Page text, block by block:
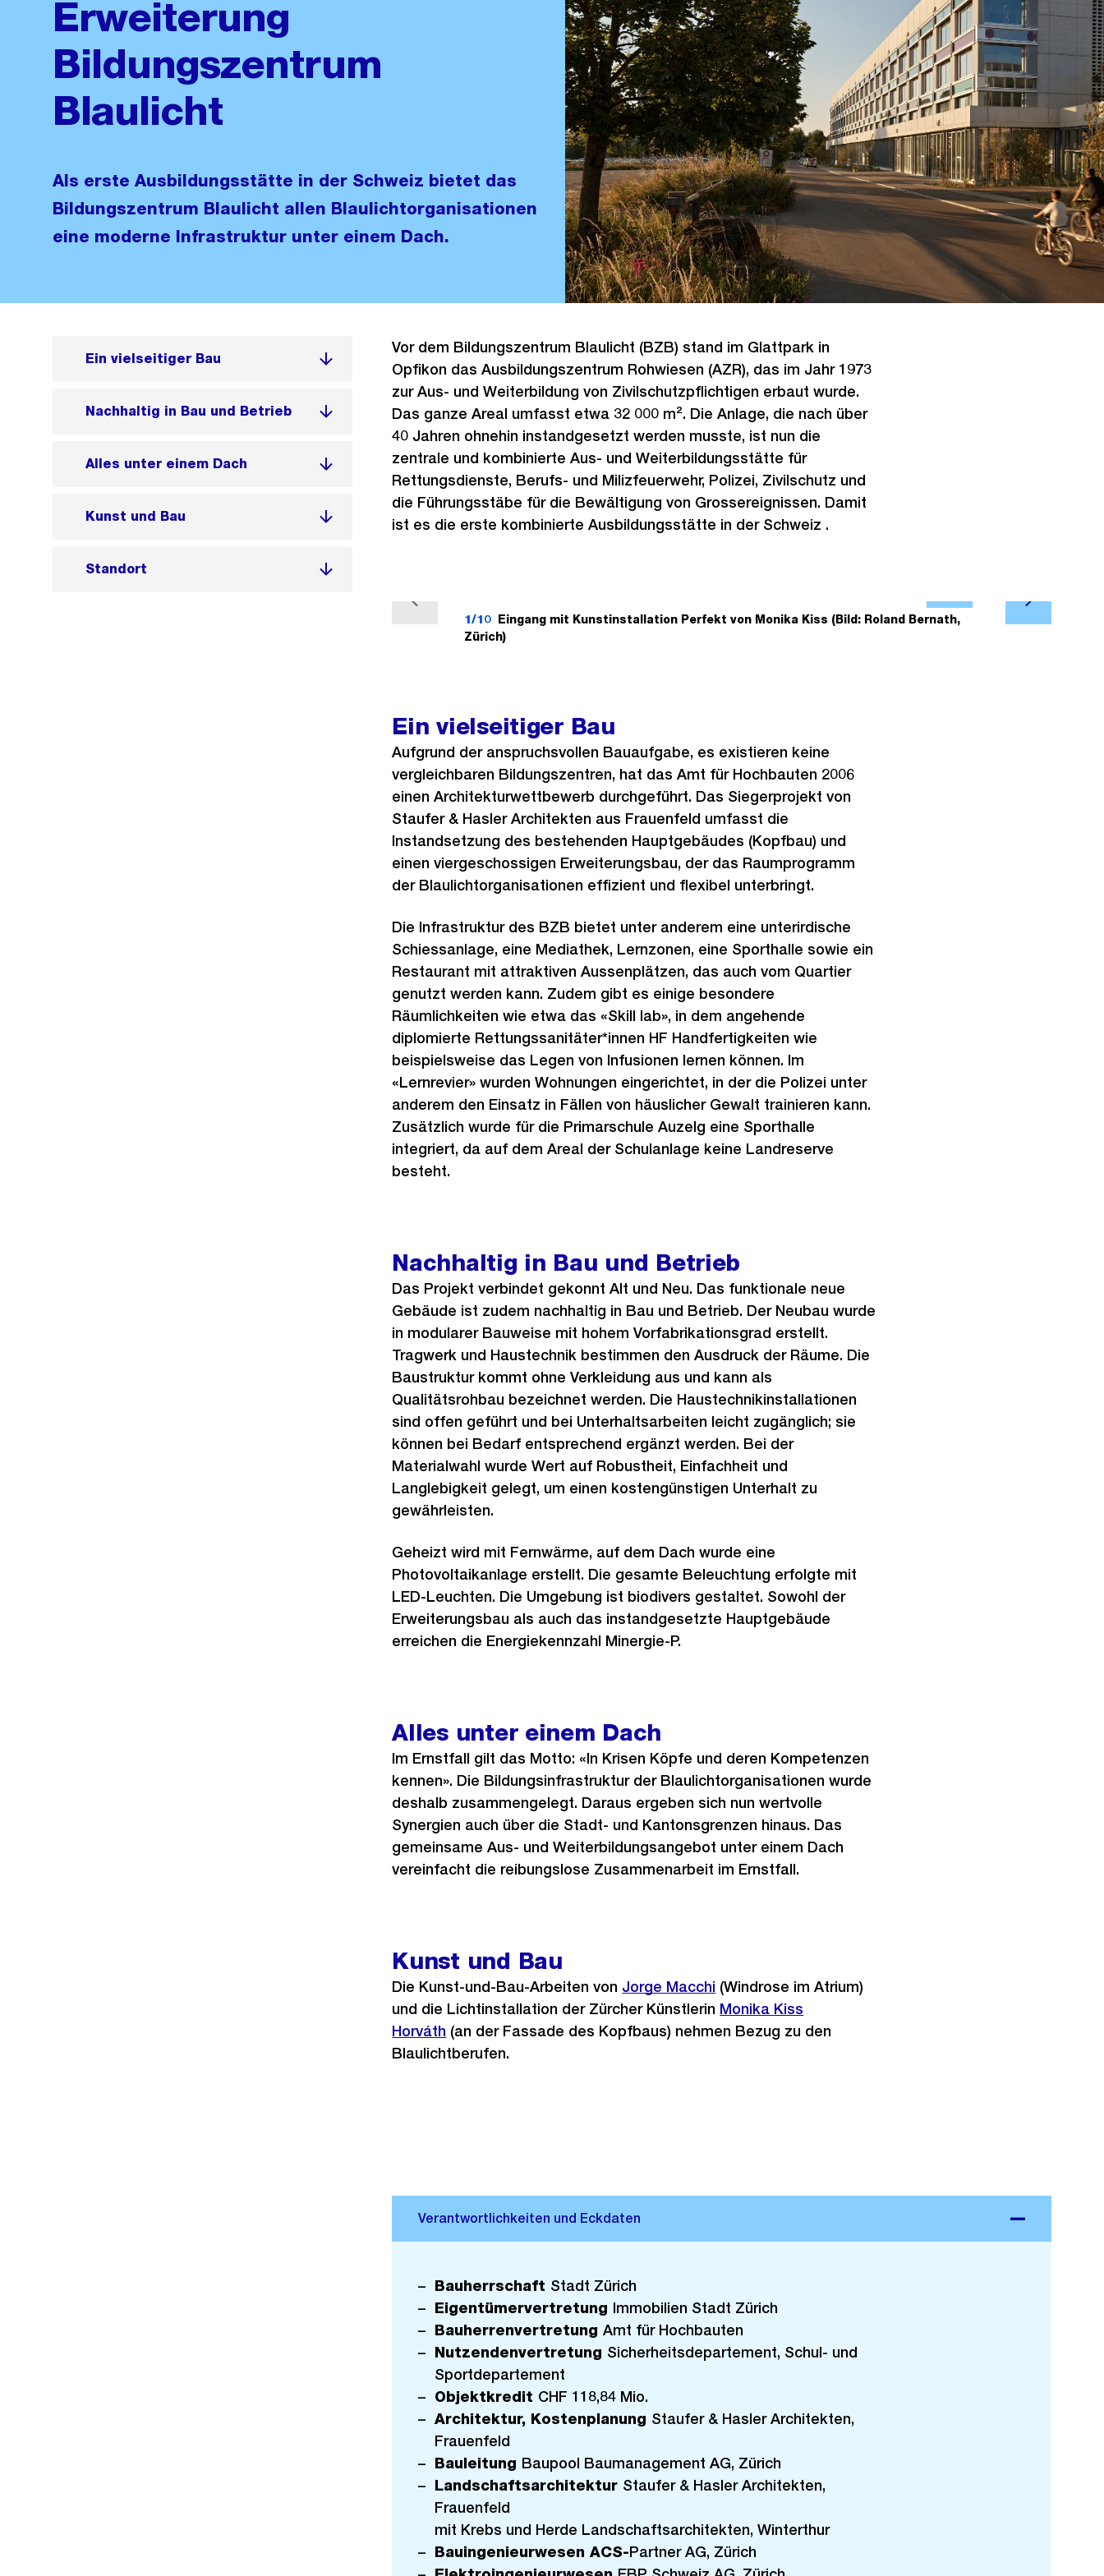
Erweiterung
Bildungszentrum
Blaulicht
Als erste Ausbildungsstätte in der Schweiz bietet das
Bildungszentrum Blaulicht allen Blaulichtorganisationen
eine moderne Infrastruktur unter einem Dach.
Ein vielseitiger Bau
Nachhaltig in Bau und Betrieb
Alles unter einem Dach
Kunst und Bau
Standort
Vor dem Bildungszentrum Blaulicht (BZB) stand im Glattpark in
Opfikon das Ausbildungszentrum Rohwiesen (AZR), das im Jahr 1973
zur Aus- und Weiterbildung von Zivilschutzpflichtigen erbaut wurde.
Das ganze Areal umfasst etwa 32 000 m². Die Anlage, die nach über
40 Jahren ohnehin instandgesetzt werden musste, ist nun die
zentrale und kombinierte Aus- und Weiterbildungsstätte für
Rettungsdienste, Berufs- und Milizfeuerwehr, Polizei, Zivilschutz und
die Führungsstäbe für die Bewältigung von Grossereignissen. Damit
ist es die erste kombinierte Ausbildungsstätte in der Schweiz .
r
i
g
e
s
f
1/10
Eingang mit Kunstinstallation Perfekt von Monika Kiss (Bild: Roland Bernath,
Zürich)
Ein vielseitiger Bau
Aufgrund der anspruchsvollen Bauaufgabe, es existieren keine
vergleichbaren Bildungszentren, hat das Amt für Hochbauten 2006
einen Architekturwettbewerb durchgeführt. Das Siegerprojekt von
Staufer & Hasler Architekten aus Frauenfeld umfasst die
Instandsetzung des bestehenden Hauptgebäudes (Kopfbau) und
einen viergeschossigen Erweiterungsbau, der das Raumprogramm
der Blaulichtorganisationen effizient und flexibel unterbringt.
Die Infrastruktur des BZB bietet unter anderem eine unterirdische
Schiessanlage, eine Mediathek, Lernzonen, eine Sporthalle sowie ein
Restaurant mit attraktiven Aussenplätzen, das auch vom Quartier
genutzt werden kann. Zudem gibt es einige besondere
Räumlichkeiten wie etwa das «Skill lab», in dem angehende
diplomierte Rettungssanitäter*innen HF Handfertigkeiten wie
beispielsweise das Legen von Infusionen lernen können. Im
«Lernrevier» wurden Wohnungen eingerichtet, in der die Polizei unter
anderem den Einsatz in Fällen von häuslicher Gewalt trainieren kann.
Zusätzlich wurde für die Primarschule Auzelg eine Sporthalle
integriert, da auf dem Areal der Schulanlage keine Landreserve
besteht.
Nachhaltig in Bau und Betrieb
Das Projekt verbindet gekonnt Alt und Neu. Das funktionale neue
Gebäude ist zudem nachhaltig in Bau und Betrieb. Der Neubau wurde
in modularer Bauweise mit hohem Vorfabrikationsgrad erstellt.
Tragwerk und Haustechnik bestimmen den Ausdruck der Räume. Die
Baustruktur kommt ohne Verkleidung aus und kann als
Qualitätsrohbau bezeichnet werden. Die Haustechnikinstallationen
sind offen geführt und bei Unterhaltsarbeiten leicht zugänglich; sie
können bei Bedarf entsprechend ergänzt werden. Bei der
Materialwahl wurde Wert auf Robustheit, Einfachheit und
Langlebigkeit gelegt, um einen kostengünstigen Unterhalt zu
gewährleisten.
Geheizt wird mit Fernwärme, auf dem Dach wurde eine
Photovoltaikanlage erstellt. Die gesamte Beleuchtung erfolgte mit
LED-Leuchten. Die Umgebung ist biodivers gestaltet. Sowohl der
Erweiterungsbau als auch das instandgesetzte Hauptgebäude
erreichen die Energiekennzahl Minergie-P.
Alles unter einem Dach
Im Ernstfall gilt das Motto: «In Krisen Köpfe und deren Kompetenzen
kennen». Die Bildungsinfrastruktur der Blaulichtorganisationen wurde
deshalb zusammengelegt. Daraus ergeben sich nun wertvolle
Synergien auch über die Stadt- und Kantonsgrenzen hinaus. Das
gemeinsame Aus- und Weiterbildungsangebot unter einem Dach
vereinfacht die reibungslose Zusammenarbeit im Ernstfall.
Kunst und Bau
Die Kunst-und-Bau-Arbeiten von Jorge Macchi (Windrose im Atrium)
und die Lichtinstallation der Zürcher Künstlerin Monika Kiss
Horváth (an der Fassade des Kopfbaus) nehmen Bezug zu den
Blaulichtberufen.
Bauherrschaft Stadt Zürich
Eigentümervertretung Immobilien Stadt Zürich
BauherrenvertretungAmt für Hochbauten
Nutzendenvertretung Sicherheitsdepartement, Schul- und
Sportdepartement
Objektkredit CHF 118,84 Mio.
Architektur, Kostenplanung Staufer & Hasler Architekten,
Frauenfeld
Bauleitung Baupool Baumanagement AG, Zürich
Landschaftsarchitektur Staufer & Hasler Architekten,
Frauenfeld
mit Krebs und Herde Landschaftsarchitekten, Winterthur
Bauingenieurwesen ACS-Partner AG, Zürich